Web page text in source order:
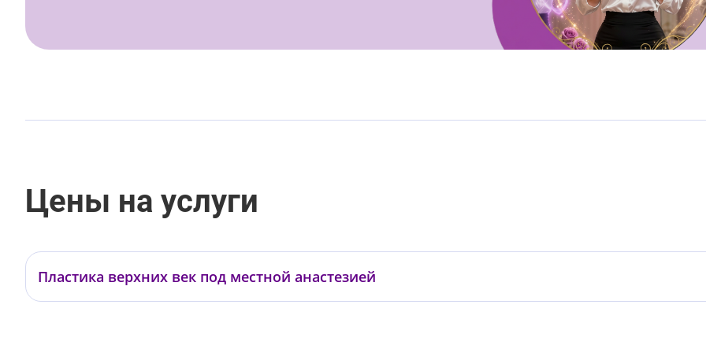
Цены на услуги
Пластика верхних век под местной анастезией